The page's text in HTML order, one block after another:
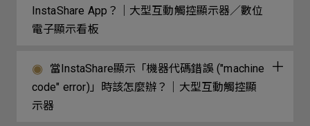
InstaShare App？｜大型互動觸控顯示器／數位
電子顯示看板
當InstaShare顯示「機器代碼錯誤 ("machine
code" error)」時該怎麼辦？｜大型互動觸控顯
示器